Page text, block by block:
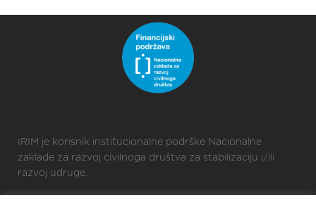
IRIM je korisnik institucionalne podrške Nacionalne
zaklade za razvoj civilnoga društva za stabilizaciju i/ili
razvoj udruge.